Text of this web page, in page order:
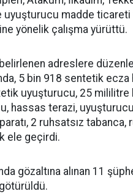
madde ticareti
yönelik çalışma yürüttü.
adreslere
5 bin 918 sentetik ecza
uyuşturucu, 25
hassas terazi,
2 ruhsatsız
ele geçirdi.
gözaltına alınan 11